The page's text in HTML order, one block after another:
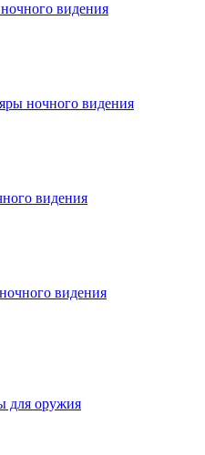
видения
ночного видения
видения
видения
для оружия